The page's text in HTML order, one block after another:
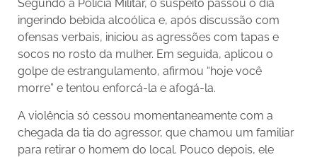
Segundo a Polícia Militar, o suspeito passou o dia
ingerindo bebida alcoólica e, após discussão com
ofensas verbais, iniciou as agressões com tapas e
socos no rosto da mulher. Em seguida, aplicou o
golpe de estrangulamento, afirmou “hoje você
morre” e tentou enforcá-la e afogá-la.
A violência só cessou momentaneamente com a
chegada da tia do agressor, que chamou um familiar
para retirar o homem do local. Pouco depois, ele